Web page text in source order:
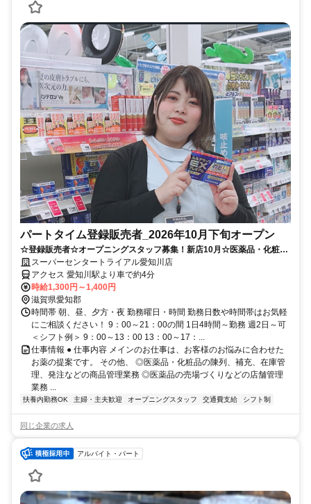
パートタイム登録販売者_2026年10月下旬オープン
☆登録販売者☆オープニングスタッフ募集！新店10月☆医薬品・化粧品
販売♪※要 登録販売者資格
スーパーセンタートライアル愛知川店
アクセス 愛知川駅より車で約4分
時給1,300円～1,400円
滋賀県愛知郡
時間帯 朝、昼、夕方・夜 勤務曜日・時間 勤務日数や時間帯はお気軽
にご相談ください！ 9：00～21：00の間 1日4時間～勤務 週2日～可
＜シフト例＞ 9：00～13：00 13：00～17：...
仕事情報 ● 仕事内容 メインのお仕事は、お客様のお悩みに合わせた
お薬の提案です。 その他、 ◎医薬品・化粧品の陳列、補充、在庫管
理、発注などの商品管理業務 ◎医薬品の売場づくりなどの店舗管理
業務 ...
扶養内勤務OK 主婦・主夫歓迎 オープニングスタッフ 交通費支給 シフト制
同じ企業の求人
アルバイト・パート